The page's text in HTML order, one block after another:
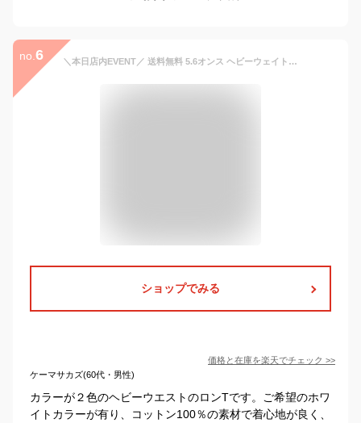
no. 6 ＼本日店内EVENT／ 送料無料 5.6オンス ヘビーウェイト 無地 長袖 Tシャツ tシャツ トップス カットソー メンズ レディース シンプル ゆったり 大きめ コットン100％ 綿100％ 秋 冬 クルーネック ロンT 大きいサイズ メール便
ショップでみる
価格と在庫を楽天でチェック >>
ケーマサカズ(60代・男性)
カラーが２色のヘビーウエストのロンTです。ご希望のホワ
イトカラーが有り、コットン100％の素材で着心地が良く、